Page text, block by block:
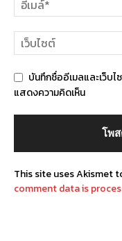
บันทึกชื่ออีเมลและเว็บ
แสดงความคิดเห็น
This site uses Akismet
comment data is